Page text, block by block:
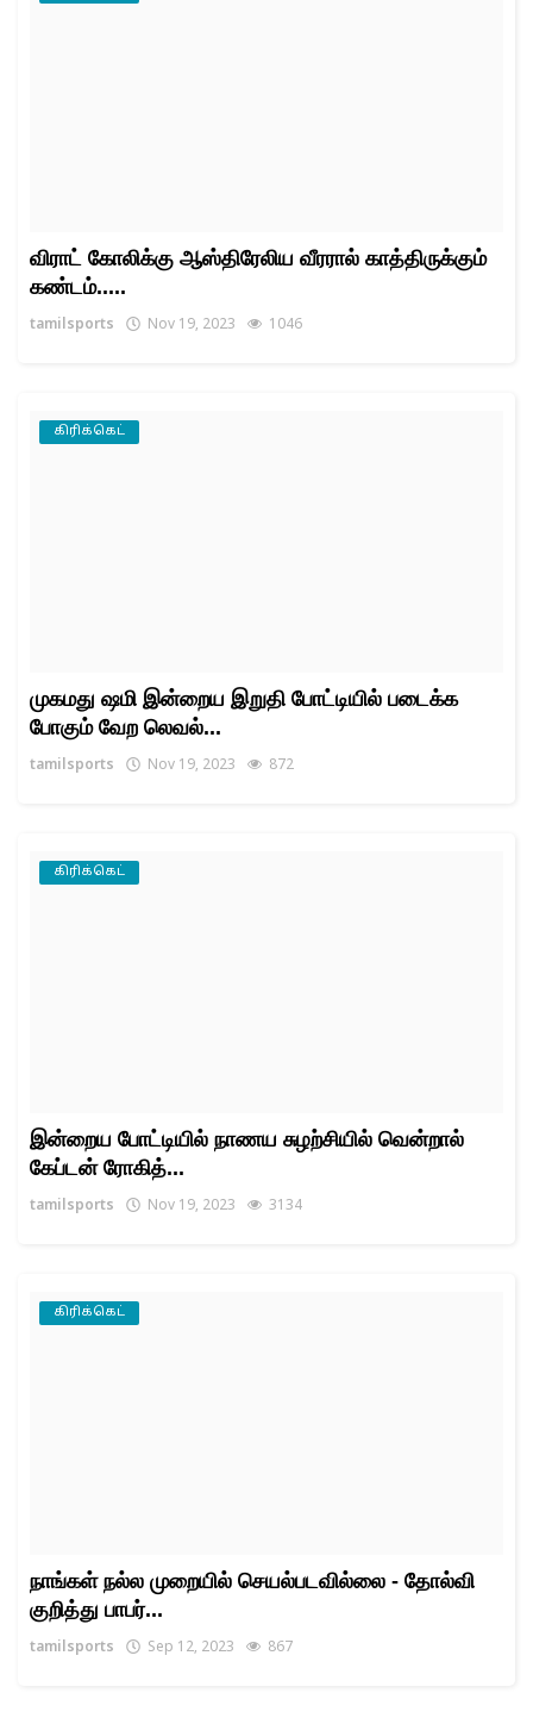
விராட் கோலிக்கு ஆஸ்திரேலிய வீரரால் காத்திருக்கும்
கண்டம்.....
tamilsports Nov 19, 2023 1046
கிரிக்கெட்
முகமது ஷமி இன்றைய இறுதி போட்டியில் படைக்க
போகும் வேற லெவல்...
tamilsports Nov 19, 2023 872
கிரிக்கெட்
இன்றைய போட்டியில் நாணய சுழற்சியில் வென்றால்
கேப்டன் ரோகித்...
tamilsports Nov 19, 2023 3134
கிரிக்கெட்
நாங்கள் நல்ல முறையில் செயல்படவில்லை - தோல்வி
குறித்து பாபர்...
tamilsports Sep 12, 2023 867